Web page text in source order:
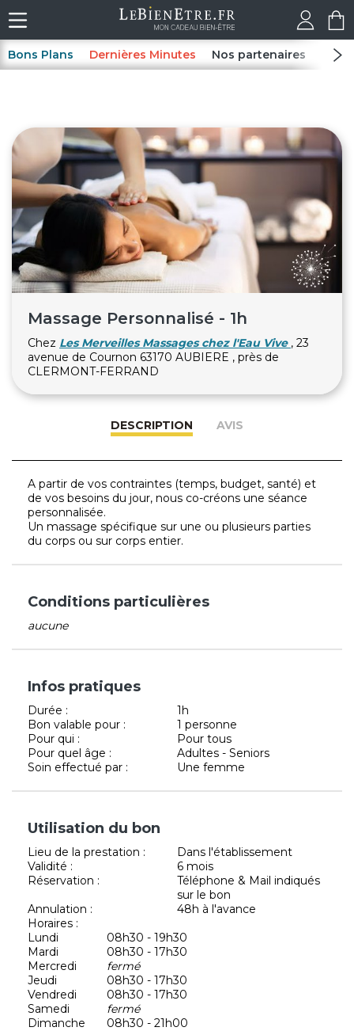
Bons Plans Dernières Minutes Nos partenaires Spas
Massage Personnalisé - 1h
Chez Les Merveilles Massages chez l'Eau Vive , 23
avenue de Cournon 63170 AUBIERE , près de
CLERMONT-FERRAND
DESCRIPTION AVIS
A partir de vos contraintes (temps, budget, santé) et
de vos besoins du jour, nous co-créons une séance
personnalisée.
Un massage spécifique sur une ou plusieurs parties
du corps ou sur corps entier.
Conditions particulières
aucune
Infos pratiques
Durée :
1h
Bon valable pour :
1 personne
Pour qui :
Pour tous
Pour quel âge :
Adultes - Seniors
Soin effectué par :
Une femme
Utilisation du bon
Lieu de la prestation :
Dans l'établissement
Validité :
6 mois
Réservation :
Téléphone & Mail indiqués
sur le bon
Annulation :
48h à l'avance
Horaires :
Lundi
08h30 - 19h30
Mardi
08h30 - 17h30
Mercredi
fermé
Jeudi
08h30 - 17h30
Vendredi
08h30 - 17h30
Samedi
fermé
Dimanche
08h30 - 21h00